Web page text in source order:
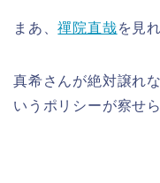
まあ、禪院直哉を見
真希さんが絶対譲れ
いうポリシーが察せ